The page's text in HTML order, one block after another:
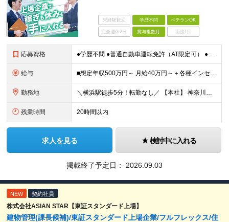
未経験歓迎 学歴不問 ベテランOK
完全週休2日 賞与複数月 面接1回
応募資格 ●学歴不問 ●普通自動車運転免許（AT限定可） ●不動産業界での営業経験をお持ちの方 ●ブランクOK ～こんな方を求めています～ ・目標を意識して行動することができる人 ・指示待ちではなく自身で考え
給与 ■想定年収500万円～ 月給40万円～＋各種インセンティブ＋資格手当 ※経験・スキルを考慮の上、当社規定により優遇致します ※試用期間3ヶ月あり。(給与・待遇・雇用形態に差異はありません) ※管理
勤務地 ＼横浜駅徒歩5分！転勤なし／ 【本社】 神奈川県横浜市西区高島2-6-32 横浜東口ウィスポートビル8F ※(変更の範囲)上記を除く当社関連勤務地
残業時間 20時間以内
求人を見る 検討中に入れる
掲載終了予定日： 2026.09.03
NEW 契約社員
株式会社ASIAN STAR【東証スタンダード上場】
建物管理(課長候補)/東証スタンダード上場企業/フルフレックス/住